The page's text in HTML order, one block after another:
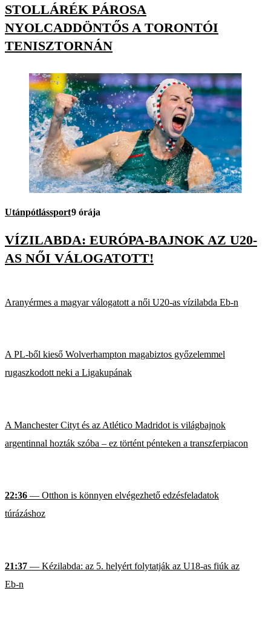
STOLLÁRÉK PÁROSA
NYOLCADDÖNTŐS A TORONTÓI
TENISZTORNÁN
Utánpótlássport9 órája
VÍZILABDA: EURÓPA-BAJNOK AZ U20-
AS NŐI VÁLOGATOTT!
Aranyérmes a magyar válogatott a női U20-as vízilabda Eb-n
A PL-ből kieső Wolverhampton magabiztos győzelemmel
rugaszkodott neki a Ligakupának
A Manchester Cityt és az Atlético Madridot is világbajnok
argentinnal hozták szóba – ez történt pénteken a transzferpiacon
22:36 — Otthon is könnyen elvégezhető edzésfeladatok
túrázáshoz
21:37 — Kézilabda: az 5. helyért folytatják az U18-as fiúk az
Eb-n